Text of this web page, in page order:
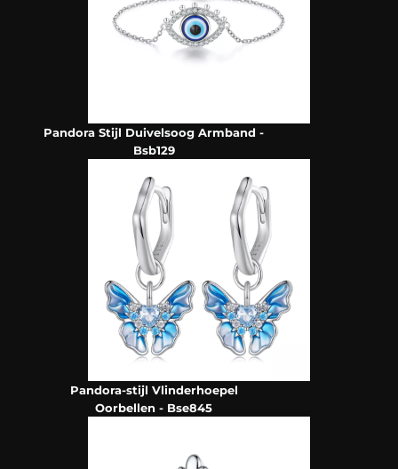
Pandora Stijl Duivelsoog Armband -
Bsb129
Pandora-stijl Vlinderhoepel
Oorbellen - Bse845